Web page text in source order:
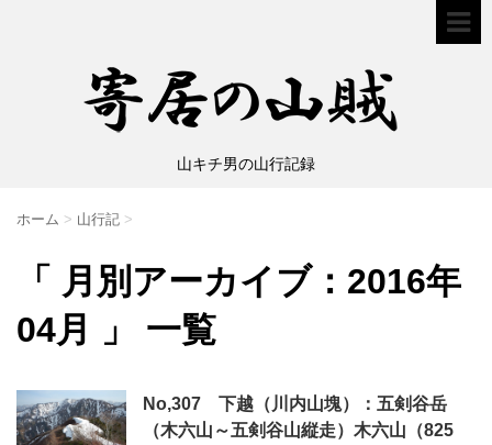
山キチ男の山行記録
ホーム > 山行記 >
「 月別アーカイブ：2016年
04月 」 一覧
No,307 下越（川内山塊）：五剣谷岳
（木六山～五剣谷山縦走）木六山（825